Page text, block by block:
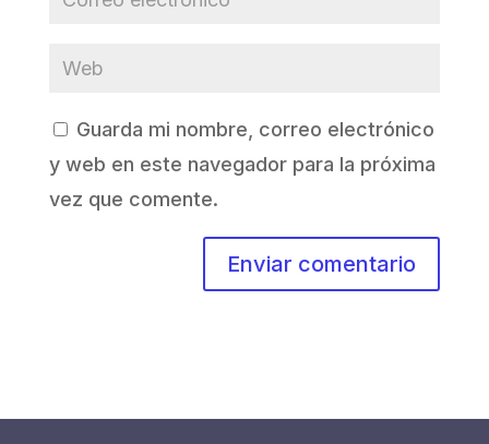
Guarda mi nombre, correo electrónico
y web en este navegador para la próxima
vez que comente.